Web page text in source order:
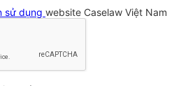
sử dụng website Caselaw Việt Nam